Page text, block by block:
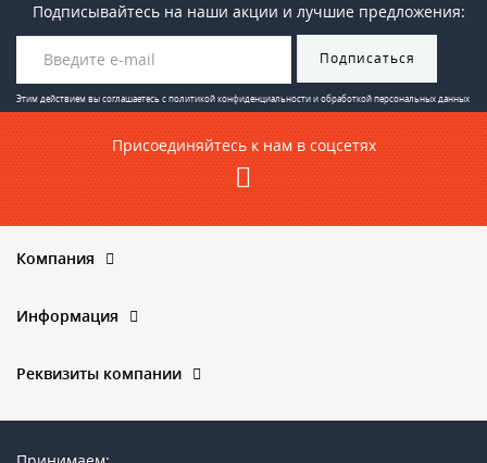
Подписывайтесь на наши акции и лучшие предложения:
Подписаться
Этим действием вы соглашаетесь сполитикой конфиденциальности и обработкой персональных данных
Присоединяйтесь к нам в соцсетях
Компания
Информация
Реквизиты компании